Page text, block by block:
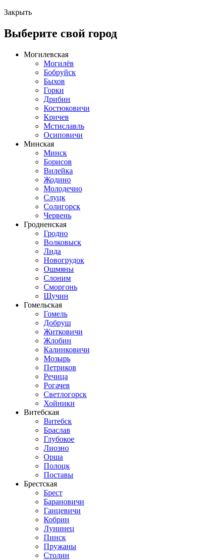
Закрыть
Выберите свой город
Могилевская
Могилёв
Бобруйск
Быхов
Горки
Дрибин
Костюковичи
Кричев
Мстиславль
Осиповичи
Минская
Минск
Борисов
Вилейка
Жодино
Молодечно
Слуцк
Солигорск
Червень
Гродненская
Гродно
Волковыск
Лида
Новогрудок
Ошмяны
Слоним
Сморгонь
Щучин
Гомельская
Гомель
Добруш
Житковичи
Жлобин
Калинковичи
Мозырь
Петриков
Речица
Рогачев
Светлогорск
Хойники
Витебская
Витебск
Браслав
Глубокое
Лиозно
Орша
Полоцк
Поставы
Брестская
Брест
Барановичи
Ганцевичи
Кобрин
Лунинец
Пинск
Пружаны
Столин